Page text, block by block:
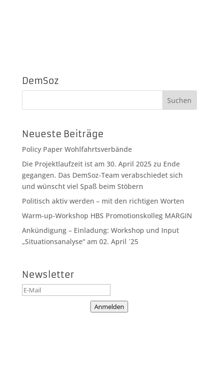
DemSoz
Neueste Beiträge
Policy Paper Wohlfahrtsverbände
Die Projektlaufzeit ist am 30. April 2025 zu Ende
gegangen. Das DemSoz-Team verabschiedet sich
und wünscht viel Spaß beim Stöbern
Politisch aktiv werden – mit den richtigen Worten
Warm-up-Workshop HBS Promotionskolleg MARGIN
Ankündigung – Einladung: Workshop und Input
„Situationsanalyse“ am 02. April ´25
Newsletter
Anmelden